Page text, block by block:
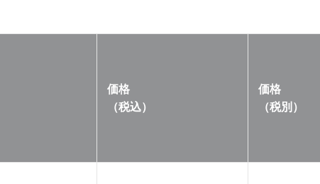
価格
（税込）
価格
（税別）